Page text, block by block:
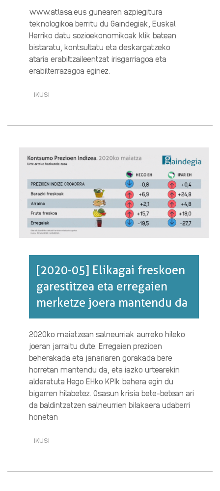
www.atlasa.eus gunearen azpiegitura
teknologikoa berritu du Gaindegiak, Euskal
Herriko datu sozioekonomikoak klik batean
bistaratu, kontsultatu eta deskargatzeko
ataria erabiltzaileentzat irisgarriagoa eta
erabilterrazagoa eginez.
IKUSI
BERRITU
BURUZ
[2020-05] Elikagai freskoen
garestitzea eta erregaien
merketze joera mantendu da
2020ko maiatzean salneurriak aurreko hileko
joeran jarraitu dute. Erregaien prezioen
beherakada eta janariaren gorakada bere
horretan mantendu da, eta iazko urtearekin
alderatuta Hego EHko KPIk behera egin du
bigarren hilabetez. Osasun krisia bete-betean ari
da baldintzatzen salneurrien bilakaera udaberri
honetan
IKUSI
FRESKOEN